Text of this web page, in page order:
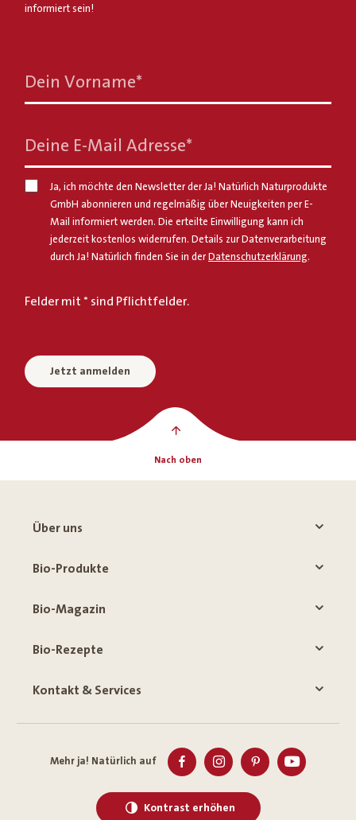
informiert sein!
Dein Vorname*
Deine E-Mail Adresse*
Ja, ich möchte den Newsletter der Ja! Natürlich Naturprodukte
GmbH abonnieren und regelmäßig über Neuigkeiten per E-
Mail informiert werden. Die erteilte Einwilligung kann ich
jederzeit kostenlos widerrufen. Details zur Datenverarbeitung
durch Ja! Natürlich finden Sie in derDatenschutzerklärung.
Felder mit * sind Pflichtfelder.
Jetzt anmelden
Nach oben
Über uns
Bio-Produkte
Bio-Magazin
Bio-Rezepte
Kontakt & Services
Mehr ja! Natürlich auf
Kontrast erhöhen